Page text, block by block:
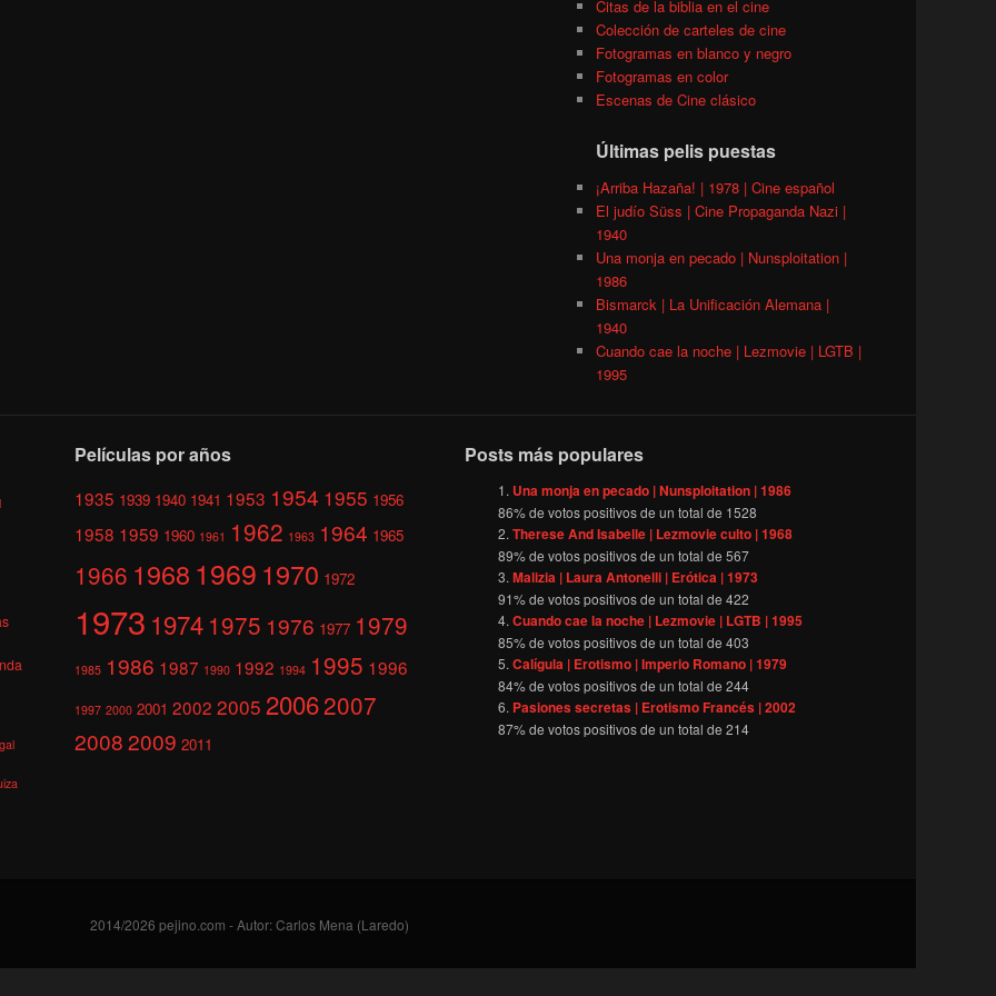
Citas de la biblia en el cine
Colección de carteles de cine
Fotogramas en blanco y negro
Fotogramas en color
Escenas de Cine clásico
Últimas pelis puestas
¡Arriba Hazaña! | 1978 | Cine español
El judío Süss | Cine Propaganda Nazi |
1940
Una monja en pecado | Nunsploitation |
1986
Bismarck | La Unificación Alemana |
1940
Cuando cae la noche | Lezmovie | LGTB |
1995
Películas por años
1935 1939 1940 1941 1953 1954 1955 1956
1958 1959 1960 1961 1962 1963 1964 1965
1966 1968 1969 1970 1972
1973 1974 1975 1976 1977 1979
1985 1986 1987 1990 1992 1994 1995 1996
1997 2000 2001 2002 2005 20062007
20082009 2011
Posts más populares
Una monja en pecado | Nunsploitation | 1986
86% de votos positivos de un total de 1528
Therese And Isabelle | Lezmovie culto | 1968
89% de votos positivos de un total de567
Malizia | Laura Antonelli | Erótica | 1973
91% de votos positivos de un total de422
Cuando cae la noche | Lezmovie | LGTB | 1995
85% de votos positivos de un total de403
Calígula | Erotismo | Imperio Romano | 1979
84% de votos positivos de un total de244
Pasiones secretas | Erotismo Francés | 2002
87% de votos positivos de un total de214
2014/2026 pejino.com - Autor: Carlos Mena (Laredo)